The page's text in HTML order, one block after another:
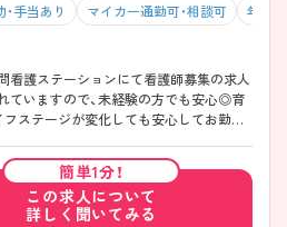
手当あり マイカー通勤可・相談可 年収
看護ステーションにて看護師募集の求人
ていますので、未経験の方でも安心◎育
フステージが変化しても安心してお勤め
就業頂けます♪ ご興味のある方には、面
をお話しいたしますのでお気軽にご相
簡単1分！
この求人について
詳しく聞いてみる